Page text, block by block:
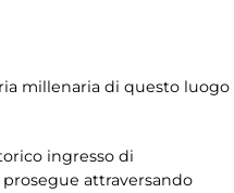
millenaria di questo luogo
ingresso di
attraversando